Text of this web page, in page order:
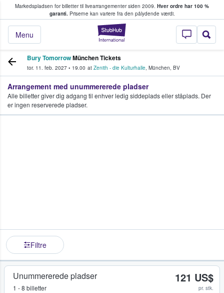
Markedspladsen for billetter til livearrangementer siden 2009. Hver ordre har 100 %
garanti.Priserne kan variere fra den pålydende værdi.
StubHub - Hvor
Menu
køber og sælger billetter
Bury TomorrowMünchen Tickets
tor. 11. feb. 2027 • 19.00 at Zenith - die Kulturhalle, München, BV
Arrangement med unummererede pladser
Alle billetter giver dig adgang til enhver ledig siddeplads eller ståplads. Der
er ingen reserverede pladser.
Filtre
Unummererede pladser
1 - 8 billetter
121 US$
pr. stk.